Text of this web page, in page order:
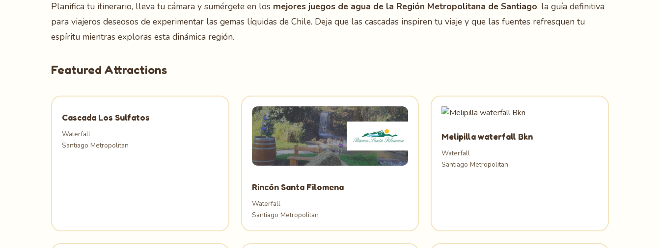
Planifica tu itinerario, lleva tu cámara y sumérgete en los mejores juegos de agua de la Región Metropolitana de Santiago, la guía definitiva
para viajeros deseosos de experimentar las gemas líquidas de Chile. Deja que las cascadas inspiren tu viaje y que las fuentes refresquen tu
espíritu mientras exploras esta dinámica región.
Featured Attractions
Cascada Los Sulfatos
Waterfall
Santiago Metropolitan
Rincón Santa Filomena
Waterfall
Santiago Metropolitan
Melipilla waterfall Bkn
Waterfall
Santiago Metropolitan